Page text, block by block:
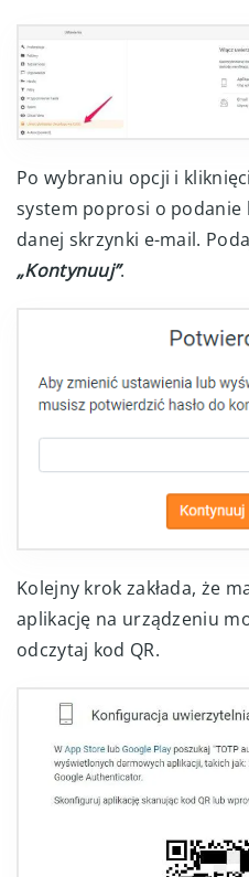
Po wybraniu opcji i
system poprosi o podanie
danej skrzynki e-mail.
„Kontynuuj”.
Kolejny krok zakłada, że
aplikację na urządzeniu
odczytaj kod QR.